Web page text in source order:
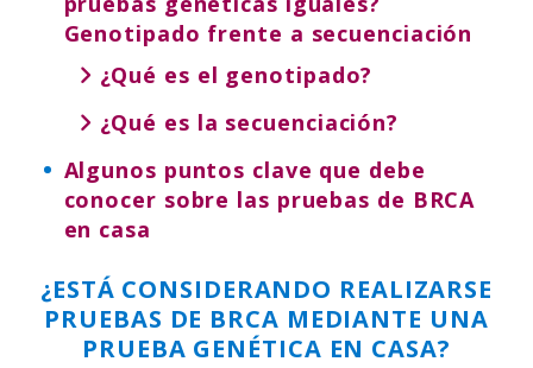
Genotipado frente a secuenciación
¿Qué es el genotipado?
¿Qué es la secuenciación?
Algunos puntos clave que debe
conocer sobre las pruebas de BRCA
en casa
¿ESTÁ CONSIDERANDO REALIZARSE
PRUEBAS DE BRCA MEDIANTE UNA
PRUEBA GENÉTICA EN CASA?